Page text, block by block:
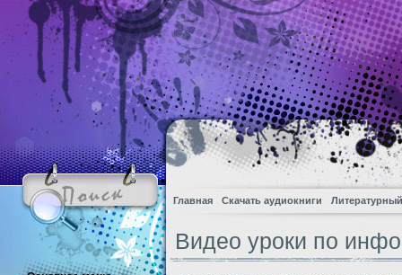
Главная Скачать аудиокниги
Видео уроки по